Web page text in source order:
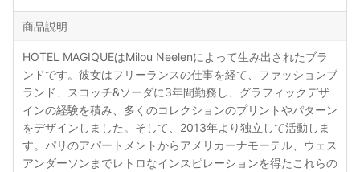
商品説明
HOTEL MAGIQUEはMilou Neelenによって生み出されたブラ
ンドです。彼女はフリーランスの仕事を経て、ファッションブ
ランド、スコッチ&ソーダに3年間勤務し、グラフィックデザ
インの経験を積み、多くのコレクションのプリントやパターン
をデザインしました。そして、2013年より独立して活動しま
す。パリのアパートメントからアメリカーナモーテル、ウェス
アンダーソンまでレトロなインスピレーションを得たこれらの